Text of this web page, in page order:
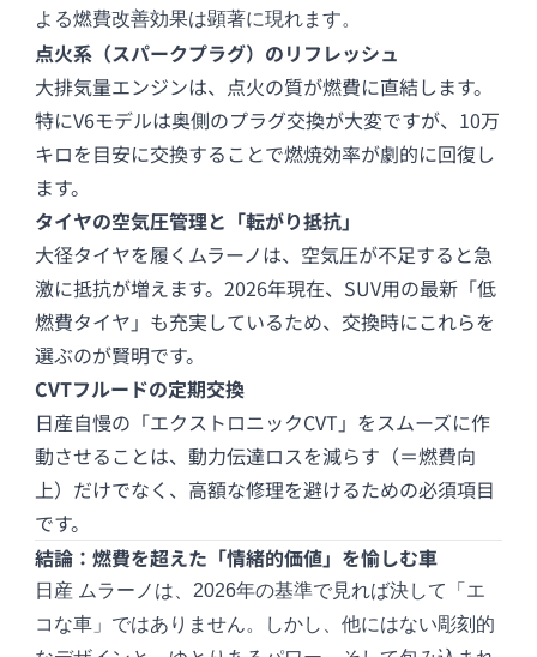
よる燃費改善効果は顕著に現れます。
点火系（スパークプラグ）のリフレッシュ
大排気量エンジンは、点火の質が燃費に直結します。
特にV6モデルは奥側のプラグ交換が大変ですが、10万
キロを目安に交換することで燃焼効率が劇的に回復し
ます。
タイヤの空気圧管理と「転がり抵抗」
大径タイヤを履くムラーノは、空気圧が不足すると急
激に抵抗が増えます。2026年現在、SUV用の最新「低
燃費タイヤ」も充実しているため、交換時にこれらを
選ぶのが賢明です。
CVTフルードの定期交換
日産自慢の「エクストロニックCVT」をスムーズに作
動させることは、動力伝達ロスを減らす（＝燃費向
上）だけでなく、高額な修理を避けるための必須項目
です。
結論：燃費を超えた「情緒的価値」を愉しむ車
日産 ムラーノは、2026年の基準で見れば決して「エ
コな車」ではありません。しかし、他にはない彫刻的